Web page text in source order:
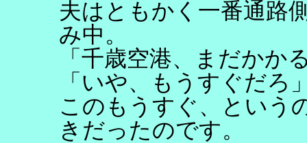
夫はともかく一番通路
み中。
「千歳空港、まだかか
「いや、もうすぐだろ
このもうすぐ、という
きだったのです。